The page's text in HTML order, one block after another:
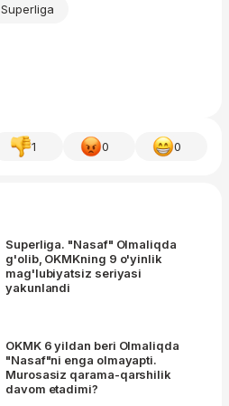
Superliga
1 0 0
Superliga. "Nasaf" Olmaliqda
g'olib, OKMKning 9 o'yinlik
mag'lubiyatsiz seriyasi
yakunlandi
OKMK 6 yildan beri Olmaliqda
"Nasaf"ni enga olmayapti.
Murosasiz qarama-qarshilik
davom etadimi?